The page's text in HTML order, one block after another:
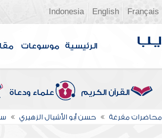
Français
English
Indonesia
الرئيسية موسوعات
القرآن الكريم علماء ودعاة
محاضرات مفرغة حسن أبو الأشبال الزهيري